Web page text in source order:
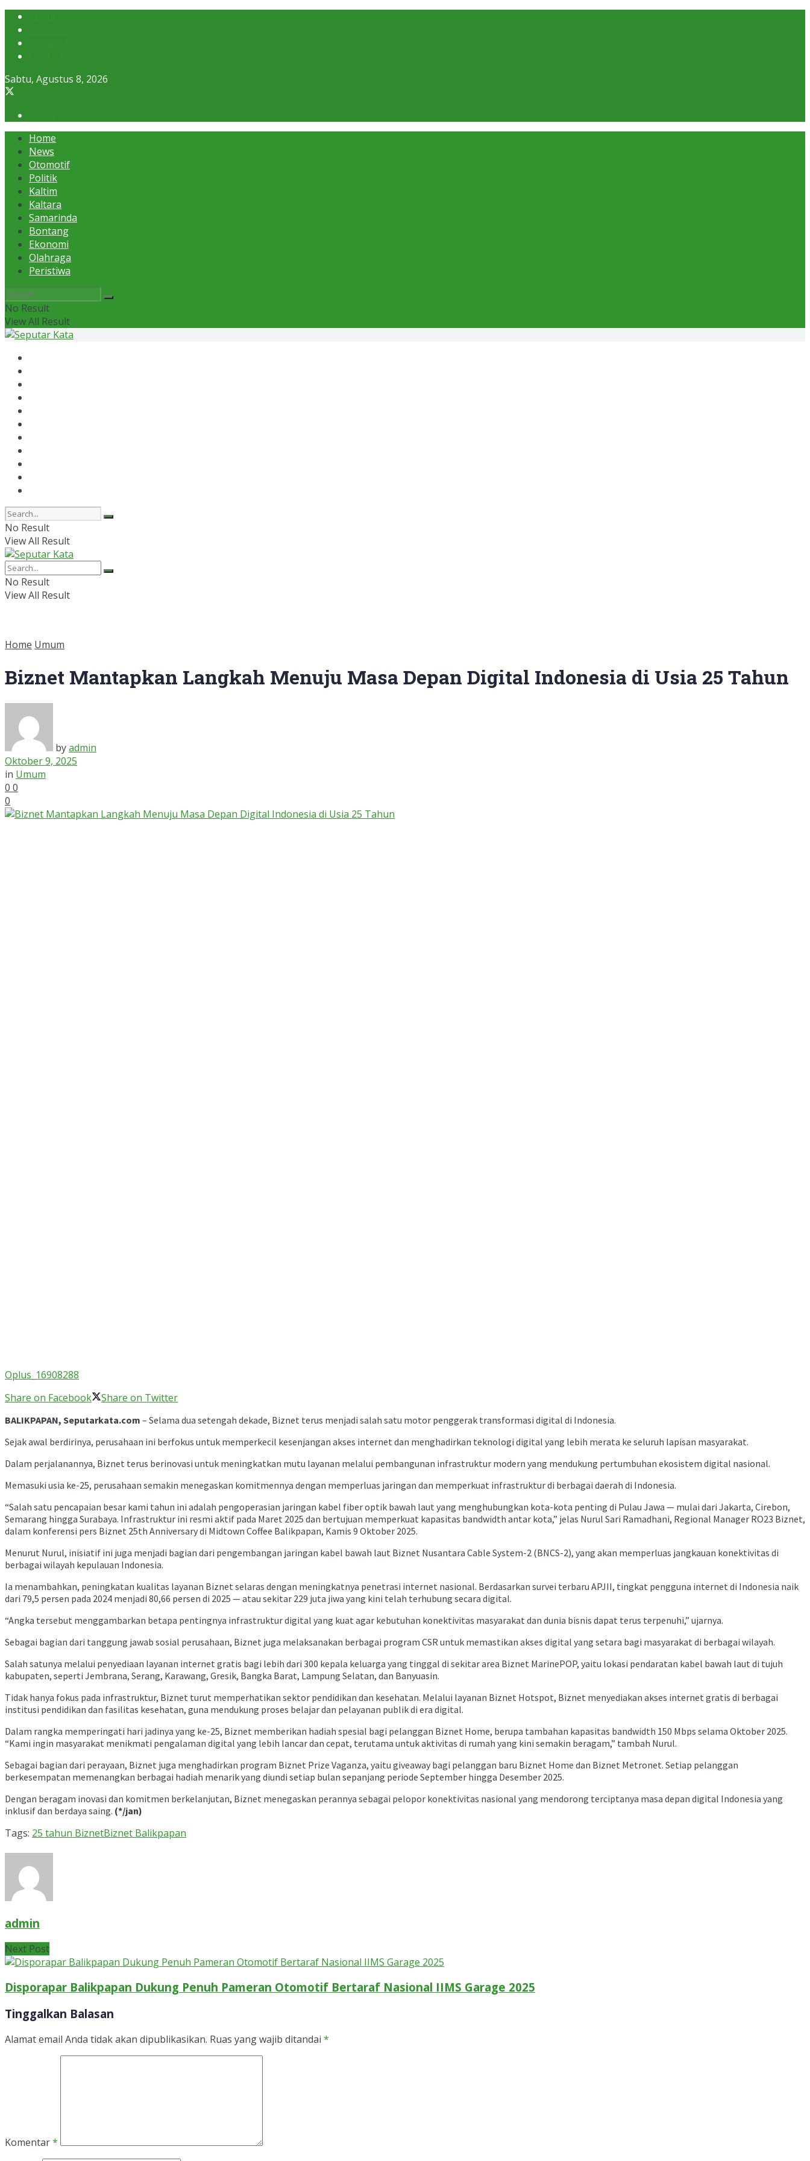
Sabtu, Agustus 8, 2026
Home
News
Otomotif
Politik
Kaltim
Kaltara
Samarinda
Bontang
Ekonomi
Olahraga
Peristiwa
No Result
View All Result
No Result
View All Result
No Result
View All Result
Home Umum
Biznet Mantapkan Langkah Menuju Masa Depan Digital Indonesia di Usia 25 Tahun
byadmin
Oktober 9, 2025
in Umum
0 0
0
Oplus_16908288
Share on Facebook
Share on Twitter
BALIKPAPAN, Seputarkata.com – Selama dua setengah dekade, Biznet terus menjadi salah satu motor penggerak transformasi digital di Indonesia.
Sejak awal berdirinya, perusahaan ini berfokus untuk memperkecil kesenjangan akses internet dan menghadirkan teknologi digital yang lebih merata ke seluruh lapisan masyarakat.
Dalam perjalanannya, Biznet terus berinovasi untuk meningkatkan mutu layanan melalui pembangunan infrastruktur modern yang mendukung pertumbuhan ekosistem digital nasional.
Memasuki usia ke-25, perusahaan semakin menegaskan komitmennya dengan memperluas jaringan dan memperkuat infrastruktur di berbagai daerah di Indonesia.
“Salah satu pencapaian besar kami tahun ini adalah pengoperasian jaringan kabel fiber optik bawah laut yang menghubungkan kota-kota penting di Pulau Jawa — mulai dari Jakarta, Cirebon,
Semarang hingga Surabaya. Infrastruktur ini resmi aktif pada Maret 2025 dan bertujuan memperkuat kapasitas bandwidth antar kota,” jelas Nurul Sari Ramadhani, Regional Manager RO23 Biznet,
dalam konferensi pers Biznet 25th Anniversary di Midtown Coffee Balikpapan, Kamis 9 Oktober 2025.
Menurut Nurul, inisiatif ini juga menjadi bagian dari pengembangan jaringan kabel bawah laut Biznet Nusantara Cable System-2 (BNCS-2), yang akan memperluas jangkauan konektivitas di
berbagai wilayah kepulauan Indonesia.
Ia menambahkan, peningkatan kualitas layanan Biznet selaras dengan meningkatnya penetrasi internet nasional. Berdasarkan survei terbaru APJII, tingkat pengguna internet di Indonesia naik
dari 79,5 persen pada 2024 menjadi 80,66 persen di 2025 — atau sekitar 229 juta jiwa yang kini telah terhubung secara digital.
“Angka tersebut menggambarkan betapa pentingnya infrastruktur digital yang kuat agar kebutuhan konektivitas masyarakat dan dunia bisnis dapat terus terpenuhi,” ujarnya.
Sebagai bagian dari tanggung jawab sosial perusahaan, Biznet juga melaksanakan berbagai program CSR untuk memastikan akses digital yang setara bagi masyarakat di berbagai wilayah.
Salah satunya melalui penyediaan layanan internet gratis bagi lebih dari 300 kepala keluarga yang tinggal di sekitar area Biznet MarinePOP, yaitu lokasi pendaratan kabel bawah laut di tujuh
kabupaten, seperti Jembrana, Serang, Karawang, Gresik, Bangka Barat, Lampung Selatan, dan Banyuasin.
Tidak hanya fokus pada infrastruktur, Biznet turut memperhatikan sektor pendidikan dan kesehatan. Melalui layanan Biznet Hotspot, Biznet menyediakan akses internet gratis di berbagai
institusi pendidikan dan fasilitas kesehatan, guna mendukung proses belajar dan pelayanan publik di era digital.
Dalam rangka memperingati hari jadinya yang ke-25, Biznet memberikan hadiah spesial bagi pelanggan Biznet Home, berupa tambahan kapasitas bandwidth 150 Mbps selama Oktober 2025.
“Kami ingin masyarakat menikmati pengalaman digital yang lebih lancar dan cepat, terutama untuk aktivitas di rumah yang kini semakin beragam,” tambah Nurul.
Sebagai bagian dari perayaan, Biznet juga menghadirkan program Biznet Prize Vaganza, yaitu giveaway bagi pelanggan baru Biznet Home dan Biznet Metronet. Setiap pelanggan
berkesempatan memenangkan berbagai hadiah menarik yang diundi setiap bulan sepanjang periode September hingga Desember 2025.
Dengan beragam inovasi dan komitmen berkelanjutan, Biznet menegaskan perannya sebagai pelopor konektivitas nasional yang mendorong terciptanya masa depan digital Indonesia yang
inklusif dan berdaya saing. (*/jan)
Tags: 25 tahun BiznetBiznet Balikpapan
admin
Next Post
Disporapar Balikpapan Dukung Penuh Pameran Otomotif Bertaraf Nasional IIMS Garage 2025
Tinggalkan Balasan
Alamat email Anda tidak akan dipublikasikan. Ruas yang wajib ditandai *
Komentar*